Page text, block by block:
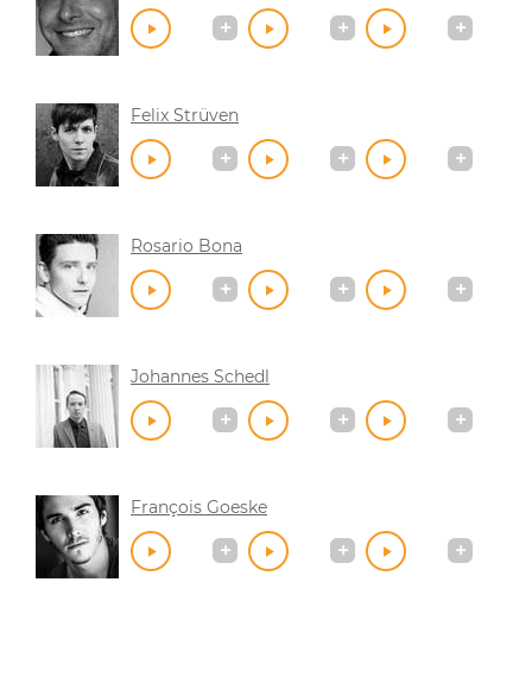
Felix Strüven
Rosario Bona
Johannes Schedl
François Goeske